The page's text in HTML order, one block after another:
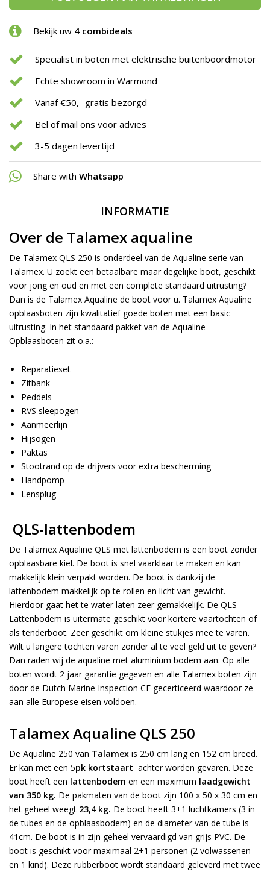
Bekijk uw 4 combideals
Specialist in boten met elektrische buitenboordmotor
Echte showroom in Warmond
Vanaf €50,- gratis bezorgd
Bel of mail ons voor advies
3-5 dagen levertijd
Share with Whatsapp
INFORMATIE
Over de Talamex aqualine
De Talamex QLS 250 is onderdeel van de Aqualine serie van
Talamex. U zoekt een betaalbare maar degelijke boot, geschikt
voor jong en oud en met een complete standaard uitrusting?
Dan is de Talamex Aqualine de boot voor u. Talamex Aqualine
opblaasboten zijn kwalitatief goede boten met een basic
uitrusting. In het standaard pakket van de Aqualine
Opblaasboten zit o.a.:
Reparatieset
Zitbank
Peddels
RVS sleepogen
Aanmeerlijn
Hijsogen
Paktas
Stootrand op de drijvers voor extra bescherming
Handpomp
Lensplug
QLS-lattenbodem
De Talamex Aqualine QLS met lattenbodem is een boot zonder
opblaasbare kiel. De boot is snel vaarklaar te maken en kan
makkelijk klein verpakt worden. De boot is dankzij de
lattenbodem makkelijk op te rollen en licht van gewicht.
Hierdoor gaat het te water laten zeer gemakkelijk. De QLS-
Lattenbodem is uitermate geschikt voor kortere vaartochten of
als tenderboot. Zeer geschikt om kleine stukjes mee te varen.
Wilt u langere tochten varen zonder al te veel geld uit te geven?
Dan raden wij de aqualine met aluminium bodem aan. Op alle
boten wordt 2 jaar garantie gegeven en alle Talamex boten zijn
door de Dutch Marine Inspection CE gecerticeerd waardoor ze
aan alle Europese eisen voldoen.
Talamex Aqualine QLS 250
De Aqualine 250 van Talamex is 250 cm lang en 152 cm breed.
Er kan met een 5pk kortstaart achter worden gevaren. Deze
boot heeft een lattenbodem en een maximum laadgewicht
van 350 kg. De pakmaten van de boot zijn 100 x 50 x 30 cm en
het geheel weegt 23,4 kg. De boot heeft 3+1 luchtkamers (3 in
de tubes en de opblaasbodem) en de diameter van de tube is
41cm. De boot is in zijn geheel vervaardigd van grijs PVC. De
boot is geschikt voor maximaal 2+1 personen (2 volwassenen
en 1 kind). Deze rubberboot wordt standaard geleverd met twee